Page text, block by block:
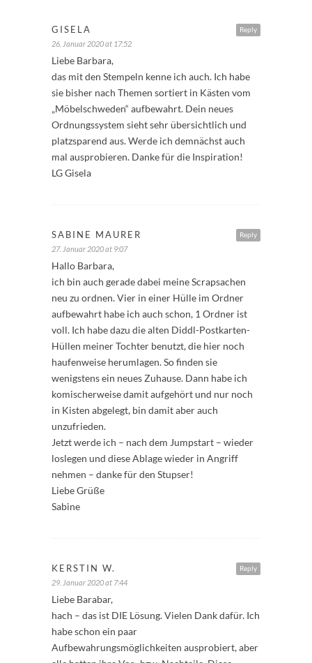
Reply
GISELA
26. Januar 2020 at 17:52
Liebe Barbara,
das mit den Stempeln kenne ich auch. Ich habe
sie bisher nach Themen sortiert in Kästen vom
„Möbelschweden“ aufbewahrt. Dein neues
Ordnungssystem sieht sehr übersichtlich und
platzsparend aus. Werde ich demnächst auch
mal ausprobieren. Danke für die Inspiration!
LG Gisela
Reply
SABINE MAURER
27. Januar 2020 at 9:07
Hallo Barbara,
ich bin auch gerade dabei meine Scrapsachen
neu zu ordnen. Vier in einer Hülle im Ordner
aufbewahrt habe ich auch schon, 1 Ordner ist
voll. Ich habe dazu die alten Diddl-Postkarten-
Hüllen meiner Tochter benutzt, die hier noch
haufenweise herumlagen. So finden sie
wenigstens ein neues Zuhause. Dann habe ich
komischerweise damit aufgehört und nur noch
in Kisten abgelegt, bin damit aber auch
unzufrieden.
Jetzt werde ich – nach dem Jumpstart – wieder
loslegen und diese Ablage wieder in Angriff
nehmen – danke für den Stupser!
Liebe Grüße
Sabine
Reply
KERSTIN W.
29. Januar 2020 at 7:44
Liebe Barabar,
hach – das ist DIE Lösung. Vielen Dank dafür. Ich
habe schon ein paar
Aufbewahrungsmöglichkeiten ausprobiert, aber